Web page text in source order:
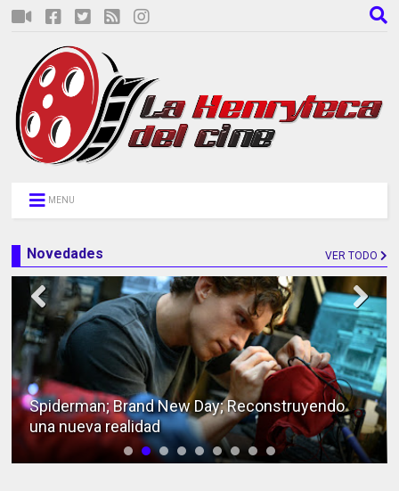
MENU
Novedades VER TODO
Spiderman; Brand New Day; Reconstruyendo
una nueva realidad